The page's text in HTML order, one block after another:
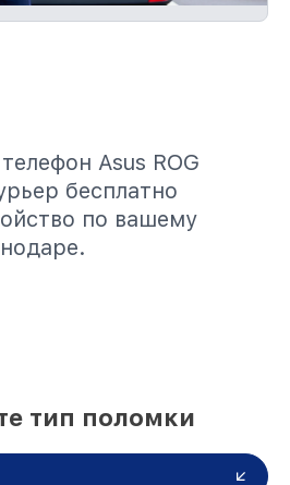
Asus ROG
бесплатно
по вашему
тип поломки